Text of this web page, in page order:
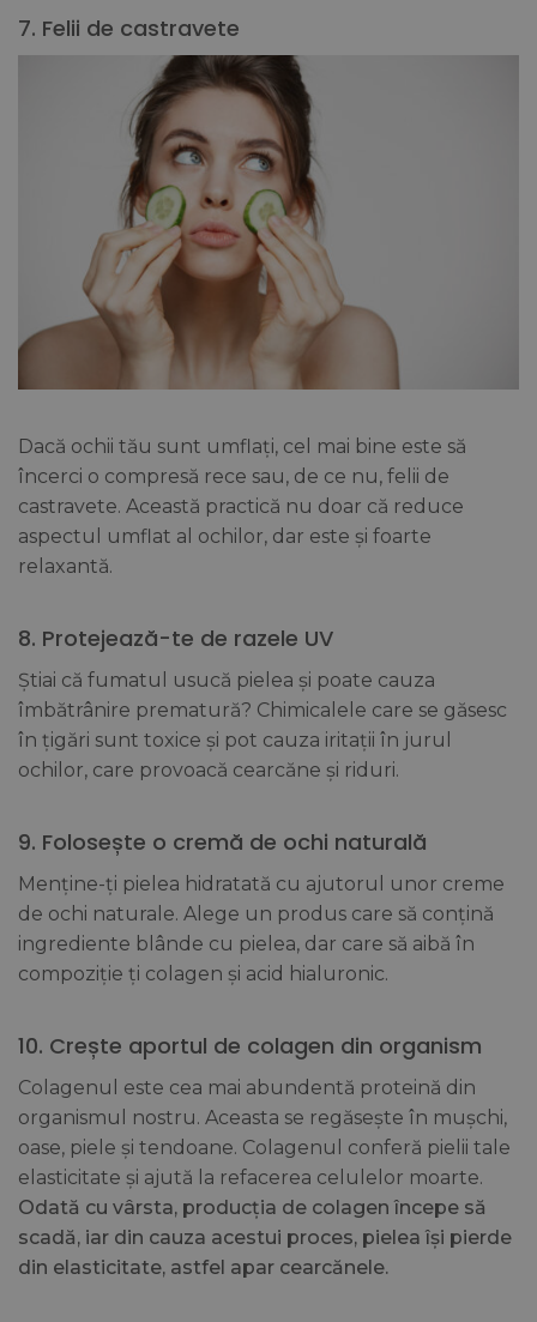
7. Felii de castravete
Dacă ochii tău sunt umflați, cel mai bine este să
încerci o compresă rece sau, de ce nu, felii de
castravete. Această practică nu doar că reduce
aspectul umflat al ochilor, dar este și foarte
relaxantă.
8. Protejează-te de razele UV
Știai că fumatul usucă pielea și poate cauza
îmbătrânire prematură? Chimicalele care se găsesc
în țigări sunt toxice și pot cauza iritații în jurul
ochilor, care provoacă cearcăne și riduri.
9. Folosește o cremă de ochi naturală
Menține-ți pielea hidratată cu ajutorul unor creme
de ochi naturale. Alege un produs care să conțină
ingrediente blânde cu pielea, dar care să aibă în
compoziție ți colagen și acid hialuronic.
10. Crește aportul de colagen din organism
Colagenul este cea mai abundentă proteină din
organismul nostru. Aceasta se regăsește în mușchi,
oase, piele și tendoane. Colagenul conferă pielii tale
elasticitate și ajută la refacerea celulelor moarte.
Odată cu vârsta, producția de colagen începe să
scadă, iar din cauza acestui proces, pielea își pierde
din elasticitate, astfel apar cearcănele.